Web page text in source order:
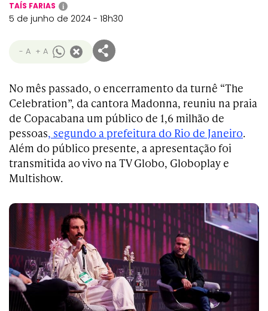
TAÍS FARIAS i
5 de junho de 2024 - 18h30
- A + A
No mês passado, o encerramento da turnê “The
Celebration”, da cantora Madonna, reuniu na praia
de Copacabana um público de 1,6 milhão de
pessoas, segundo a prefeitura do Rio de Janeiro.
Além do público presente, a apresentação foi
transmitida ao vivo na TV Globo, Globoplay e
Multishow.